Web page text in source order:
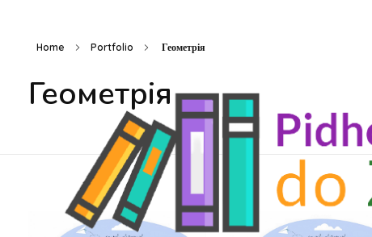
Home Portfolio Геометрія
Геометрія